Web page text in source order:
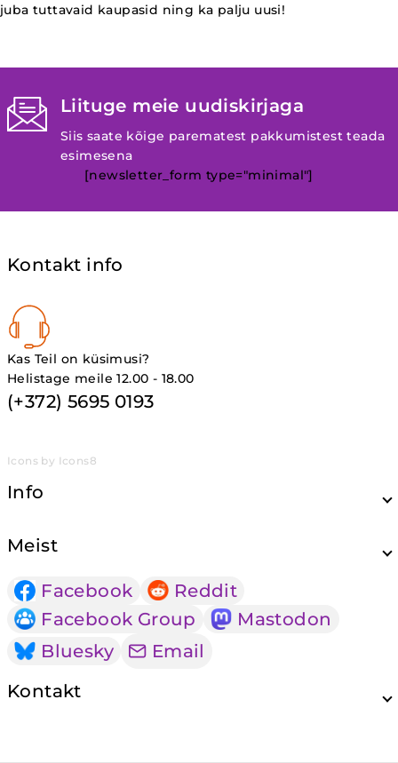
juba tuttavaid kaupasid ning ka palju uusi!
Liituge meie uudiskirjaga
Siis saate kõige parematest pakkumistest teada
esimesena
[newsletter_form type="minimal"]
Kontakt info
Kas Teil on küsimusi?
Helistage meile 12.00 - 18.00
(+372) 5695 0193
Icons by Icons8
Info
Meist
Facebook
Reddit
Facebook Group
Mastodon
Bluesky
Email
Kontakt